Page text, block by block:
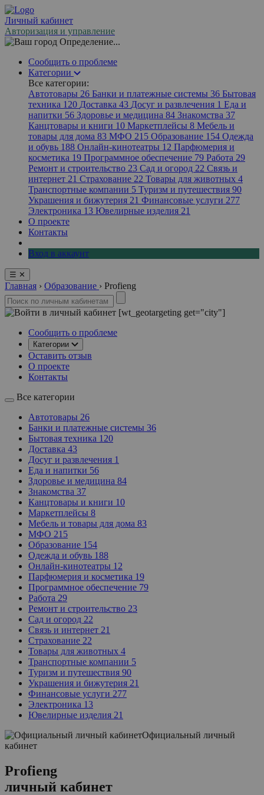
Личный кабинет
Авторизация и управление
Определение...
Сообщить о проблеме
Категории
Все категории:
Автотовары 26 Банки и платежные системы 36 Бытовая
техника 120 Доставка 43 Досуг и развлечения 1 Еда и
напитки 56 Здоровье и медицина 84 Знакомства 37
Канцтовары и книги 10 Маркетплейсы 8 Мебель и
товары для дома 83 МФО 215 Образование 154 Одежда
и обувь 188 Онлайн-кинотеатры 12 Парфюмерия и
косметика 19 Программное обеспечение 79 Работа 29
Ремонт и строительство 23 Сад и огород 22 Связь и
интернет 21 Страхование 22 Товары для животных 4
Транспортные компании 5 Туризм и путешествия 90
Украшения и бижутерия 21 Финансовые услуги 277
Электроника 13 Ювелирные изделия 21
О проекте
Контакты
Вход в аккаунт
☰ ✕
Главная › Образование › Profieng
[wt_geotargeting get="city"]
Сообщить о проблеме
Категории
Оставить отзыв
О проекте
Контакты
Все категории
Автотовары 26
Банки и платежные системы 36
Бытовая техника 120
Доставка 43
Досуг и развлечения 1
Еда и напитки 56
Здоровье и медицина 84
Знакомства 37
Канцтовары и книги 10
Маркетплейсы 8
Мебель и товары для дома 83
МФО 215
Образование 154
Одежда и обувь 188
Онлайн-кинотеатры 12
Парфюмерия и косметика 19
Программное обеспечение 79
Работа 29
Ремонт и строительство 23
Сад и огород 22
Связь и интернет 21
Страхование 22
Товары для животных 4
Транспортные компании 5
Туризм и путешествия 90
Украшения и бижутерия 21
Финансовые услуги 277
Электроника 13
Ювелирные изделия 21
Официальный личный
кабинет
Profieng
личный кабинет